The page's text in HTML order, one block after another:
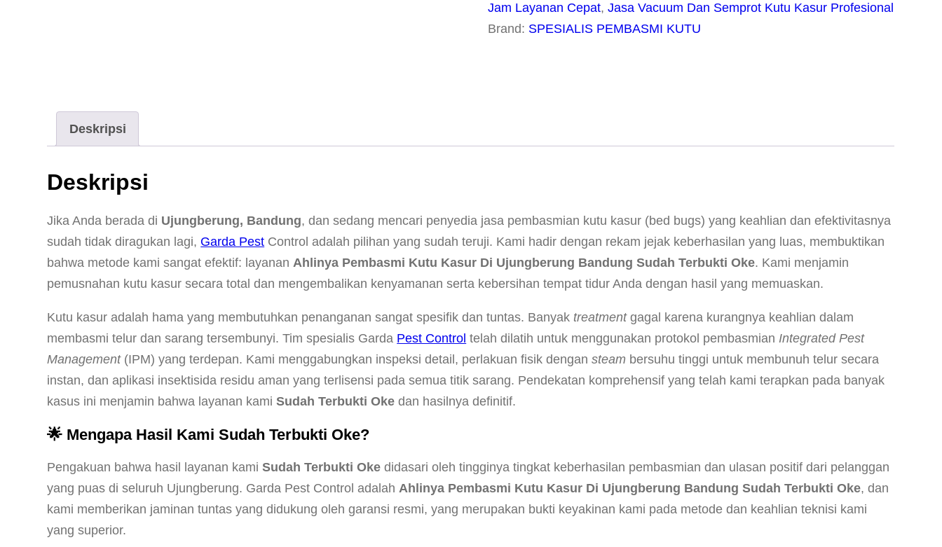
Bandung
Jam Layanan Cepat,Jasa Vacuum Dan Semprot Kutu Kasur Profesional
Brand: SPESIALIS PEMBASMI KUTU
Deskripsi
Deskripsi
Jika Anda berada di Ujungberung, Bandung, dan sedang mencari penyedia jasa pembasmian kutu kasur (bed bugs) yang keahlian dan efektivitasnya
sudah tidak diragukan lagi, Garda Pest Control adalah pilihan yang sudah teruji. Kami hadir dengan rekam jejak keberhasilan yang luas, membuktikan
bahwa metode kami sangat efektif: layananAhlinya Pembasmi Kutu Kasur Di Ujungberung Bandung Sudah Terbukti Oke. Kami menjamin
pemusnahan kutu kasur secara total dan mengembalikan kenyamanan serta kebersihan tempat tidur Anda dengan hasil yang memuaskan.
Kutu kasur adalah hama yang membutuhkan penanganan sangat spesifik dan tuntas. Banyak treatmentgagal karena kurangnya keahlian dalam
membasmi telur dan sarang tersembunyi. Tim spesialis Garda Pest Control telah dilatih untuk menggunakan protokol pembasmianIntegrated Pest
Management(IPM) yang terdepan. Kami menggabungkan inspeksi detail, perlakuan fisik dengansteam bersuhu tinggi untuk membunuh telur secara
instan, dan aplikasi insektisida residu aman yang terlisensi pada semua titik sarang. Pendekatan komprehensif yang telah kami terapkan pada banyak
kasus ini menjamin bahwa layanan kamiSudah Terbukti Oke dan hasilnya definitif.
🌟 Mengapa Hasil Kami Sudah Terbukti Oke?
Pengakuan bahwa hasil layanan kamiSudah Terbukti Oke didasari oleh tingginya tingkat keberhasilan pembasmian dan ulasan positif dari pelanggan
yang puas di seluruh Ujungberung. Garda Pest Control adalahAhlinya Pembasmi Kutu Kasur Di Ujungberung Bandung Sudah Terbukti Oke, dan
kami memberikan jaminan tuntas yang didukung oleh garansi resmi, yang merupakan bukti keyakinan kami pada metode dan keahlian teknisi kami
yang superior.